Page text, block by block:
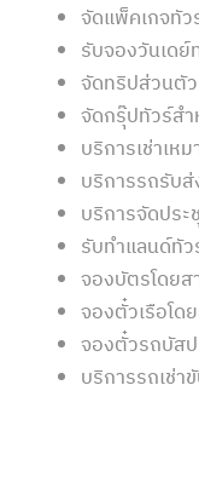
จัดแพ็คเกจทัว
รับจองวันเดย์
จัดทริปส่วนตั
จัดกรุ๊ปทัวร์ส
บริการเช่าเหม
บริการรถรับ
บริการจัดปร
รับทำแลนด์ทัว
จองบัตรโดยส
จองตั๋วเรือโด
จองตั๋วรถบัส
บริการรถเช่า